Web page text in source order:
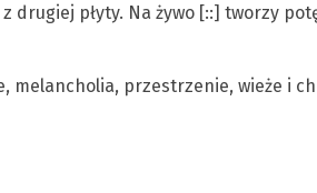
drugiej płyty. Na żywo [::] tworzy
melancholia, przestrzenie, wieże i